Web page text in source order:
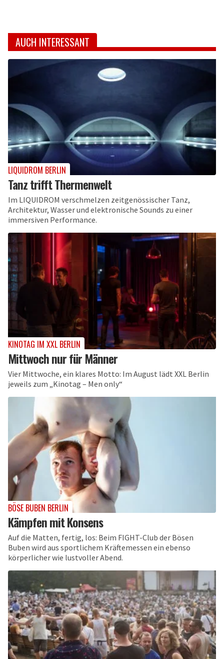
AUCH INTERESSANT
LIQUIDROM BERLIN
Tanz trifft Thermenwelt
Im LIQUIDROM verschmelzen zeitgenössischer Tanz,
Architektur, Wasser und elektronische Sounds zu einer
immersiven Performance.
KINOTAG IM XXL BERLIN
Mittwoch nur für Männer
Vier Mittwoche, ein klares Motto: Im August lädt XXL Berlin
jeweils zum „Kinotag – Men only“
BÖSE BUBEN BERLIN
Kämpfen mit Konsens
Auf die Matten, fertig, los: Beim FIGHT-Club der Bösen
Buben wird aus sportlichem Kräftemessen ein ebenso
körperlicher wie lustvoller Abend.